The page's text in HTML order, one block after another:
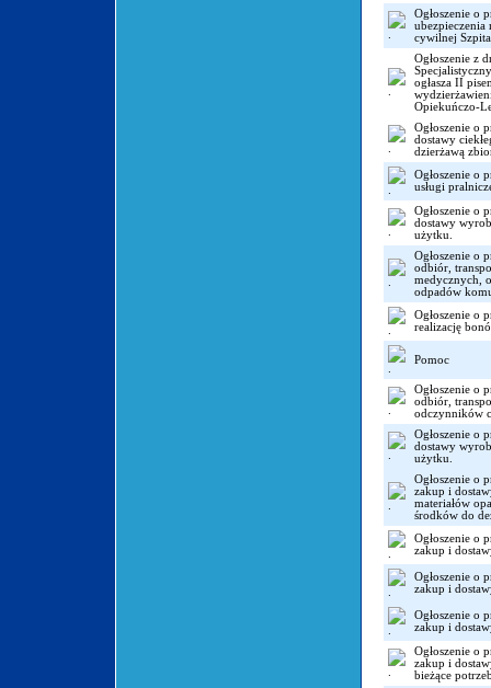
Ogłoszenie o
ubezpieczenia
cywilnej
Ogłoszenie z
ogłasza II
Opiekuńczo-
Ogłoszenie o
dostawy
dzierżawą
Ogłoszenie o
usługi
Ogłoszenie o
dostawy
użytku.
Ogłoszenie o
odbiór,
medycznych,
odpadów
Ogłoszenie o
realizację
Pomoc
Ogłoszenie o
odbiór,
odczynników
Ogłoszenie o
dostawy
użytku.
Ogłoszenie o
zakup i
materiałów
środków do
Ogłoszenie o
zakup i
Ogłoszenie o
zakup i
Ogłoszenie o
zakup i
Ogłoszenie o
zakup i
bieżące